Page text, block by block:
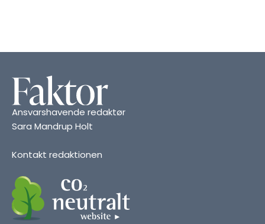
Ansvarshavende redaktør
Sara Mandrup Holt
Kontakt redaktionen